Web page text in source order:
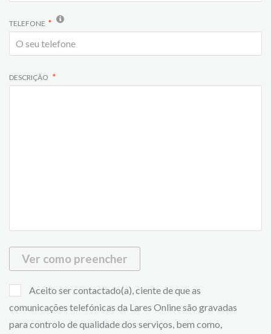
TELEFONE
DESCRIÇÃO
Ver como preencher
Aceito ser contactado(a), ciente de que as
comunicações telefónicas da Lares Online são gravadas
para controlo de qualidade dos serviços, bem como,